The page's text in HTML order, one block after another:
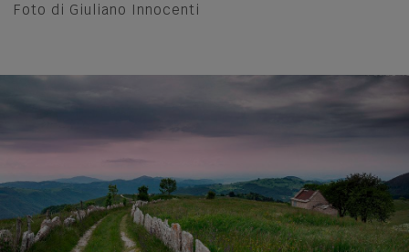
Foto di Giuliano Innocenti